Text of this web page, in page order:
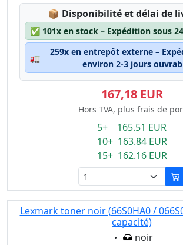
📦 Lagerstatus:
Disponibilité et délai de
✅ 101x en stock – Expédition sous
🚛
259x en entrepôt externe –
environ 2-3 jours
167,18 EUR
Hors TVA, plus frais de
5+ 165.51 EUR
10+ 163.84 EUR
15+ 162.16 EUR
Lexmark toner noir (66S0HA0 /
capacité)
Eigenschaft:
noir